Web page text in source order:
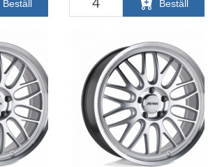
Beställ Beställ